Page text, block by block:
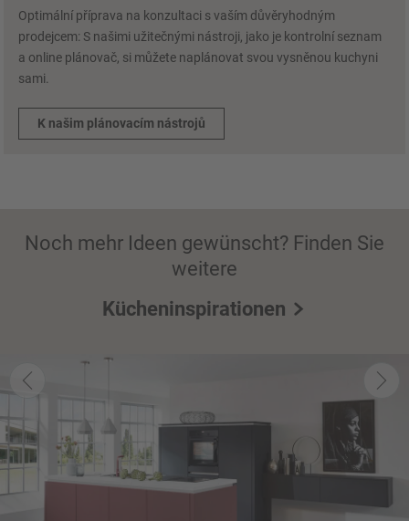
Optimální příprava na konzultaci s vaším důvěryhodným
prodejcem: S našimi užitečnými nástroji, jako je kontrolní seznam
a online plánovač, si můžete naplánovat svou vysněnou kuchyni
sami.
K našim plánovacím nástrojů
Noch mehr Ideen gewünscht? Finden Sie
weitere
Kücheninspirationen